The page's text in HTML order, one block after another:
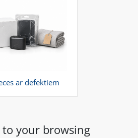
ar defektiem
to your browsing